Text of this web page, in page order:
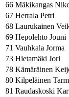
66 Mäkikangas
67 Herrala Petri
68 Laurukainen
69 Hepolehto Jouni
71 Vauhkala Jorma
73 Hietamäki Jori
78 Kämäräinen
80 Kilpeläinen
81 Raudaskoski